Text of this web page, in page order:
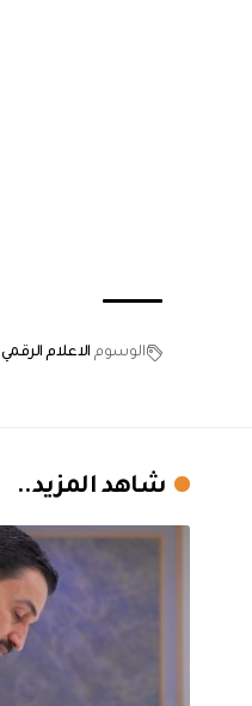
الوسوم الاعلام الرقمي
شاهد المزيد..